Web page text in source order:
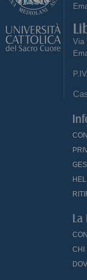
Via
CHI